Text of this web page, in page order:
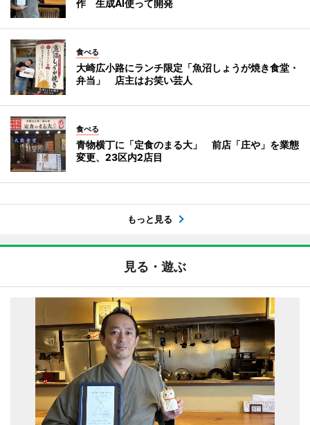
作 生成AI使って開発
食べる
大崎広小路にランチ限定「魚沼しょうが焼き食堂・
弁当」 店主はお笑い芸人
食べる
青物横丁に「定食のまる大」 前店「庄や」を業態
変更、23区内2店目
もっと見る
見る・遊ぶ